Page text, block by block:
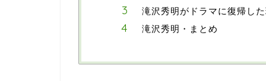
滝沢秀明がドラマに復帰し
滝沢秀明・まとめ